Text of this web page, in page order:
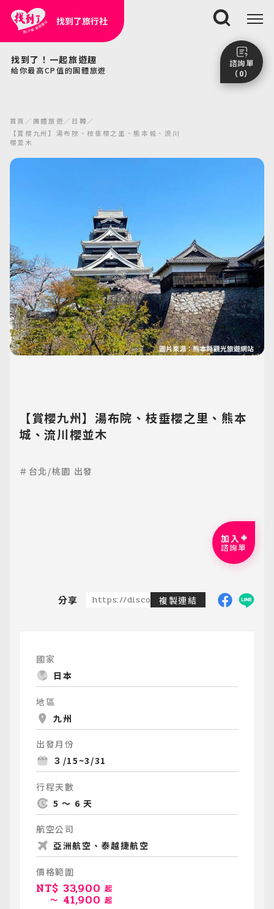
找到了旅行社
找到了！一起旅遊趣
給你最高CP值的團體旅遊
搜尋
諮詢單
（0）
前往諮詢單頁面
首頁 團體旅遊
日韓
【賞櫻九州】湯布院、枝垂櫻之里、熊本城、流川
櫻並木
【賞櫻九州】湯布院、枝垂櫻之里、熊本
城、流川櫻並木
＃台北/桃園 出發
加入
諮詢單
分享 https://discoveredtravel.com.tw/
複製連結
國家
日本
地區
九州
出發月份
３/15~3/31
行程天數
5 ～ 6 天
航空公司
亞洲航空、泰越捷航空
價格範圍
NT$ 33,900 起
～ 41,900 起